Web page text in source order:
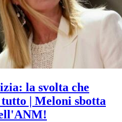
la svolta che
| Meloni sbotta